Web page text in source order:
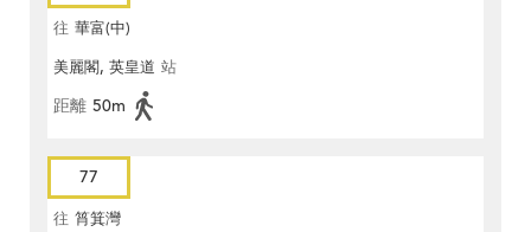
往 華富(中)
美麗閣, 英皇道 站
距離 50m
77
往 筲箕灣